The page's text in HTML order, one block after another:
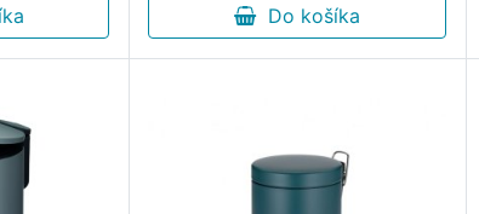
do kúpeľne.Do košíka